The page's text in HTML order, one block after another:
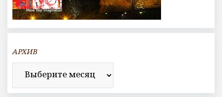
АРХИВ
Архив